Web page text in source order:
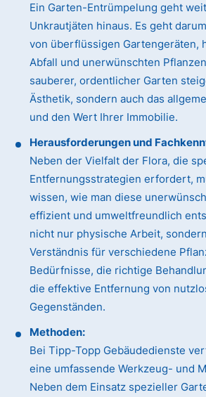
Ein Garten-Entrümpelung geht
Unkrautjäten hinaus. Es geht
von überflüssigen Gartengeräten,
Abfall und unerwünschten
sauberer, ordentlicher Garten
Ästhetik, sondern auch das
und den Wert Ihrer Immobilie.
Herausforderungen und
Neben der Vielfalt der Flora, die
Entfernungsstrategien erfordert,
wissen, wie man diese
effizient und umweltfreundlich
nicht nur physische Arbeit,
Verständnis für verschiedene
Bedürfnisse, die richtige
die effektive Entfernung von
Gegenständen.
Methoden:
Bei Tipp-Topp Gebäudedienste
eine umfassende Werkzeug- und
Neben dem Einsatz spezieller